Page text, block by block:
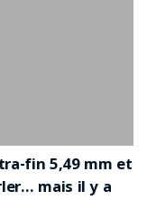
fin 5,49 mm et
mais il y a